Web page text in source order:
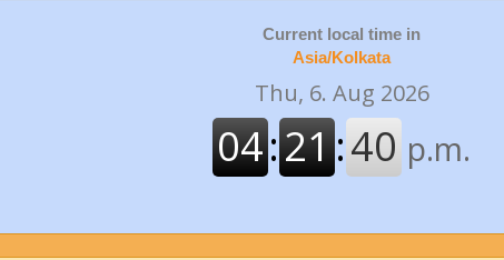
Current local time in
Asia/Kolkata